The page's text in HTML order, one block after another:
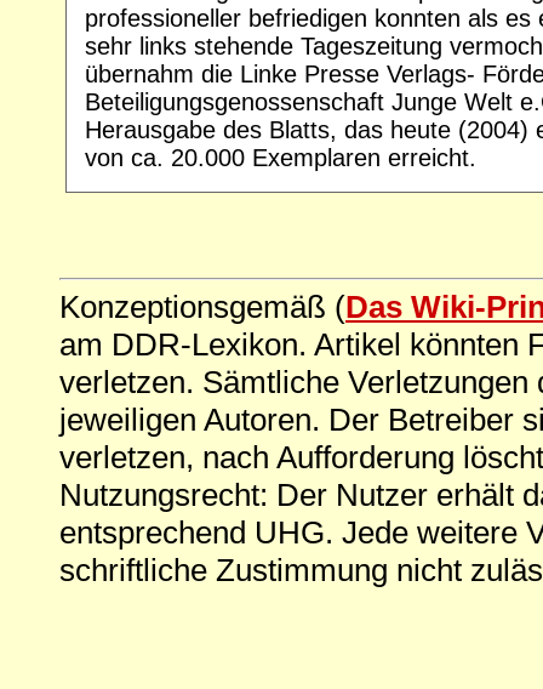
professioneller befriedigen konnten als es
sehr links stehende Tageszeitung
übernahm die Linke Presse Verlags-
Beteiligungsgenossenschaft Junge Welt
Herausgabe des Blatts, das heute (2004)
von ca. 20.000 Exemplaren erreicht.
Konzeptionsgemäß (Das Wiki-
am DDR-Lexikon. Artikel könnten
verletzen. Sämtliche
jeweiligen Autoren. Der Betreiber
verletzen, nach Aufforderung
Nutzungsrecht: Der Nutzer erhält
entsprechend UHG. Jede weitere
schriftliche Zustimmung nicht